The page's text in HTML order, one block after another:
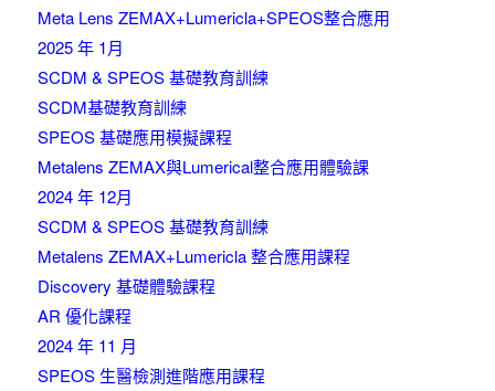
Meta Lens ZEMAX+Lumericla+SPEOS整合應用
2025 年 1月
SCDM & SPEOS 基礎教育訓練
SCDM基礎教育訓練
SPEOS 基礎應用模擬課程
Metalens ZEMAX與Lumerical整合應用體驗課
2024 年 12月
SCDM & SPEOS 基礎教育訓練
Metalens ZEMAX+Lumericla 整合應用課程
Discovery 基礎體驗課程
AR 優化課程
2024 年 11 月
SPEOS 生醫檢測進階應用課程